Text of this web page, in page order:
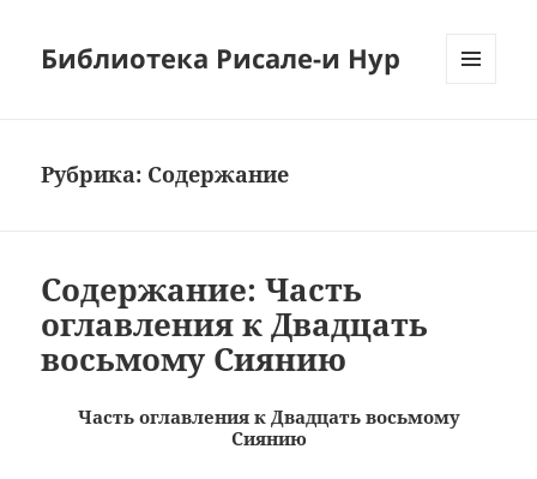
Библиотека Рисале-и Нур
Рубрика: Содержание
Содержание: Часть
оглавления к Двадцать
восьмому Сиянию
Часть оглавления к Двадцать восьмому
Сиянию